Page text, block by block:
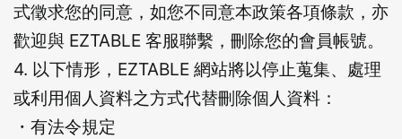
式徵求您的同意，如您不同意本政策各項條款，亦
歡迎與 EZTABLE 客服聯繫，刪除您的會員帳號。
4. 以下情形，EZTABLE 網站將以停止蒐集、處理
或利用個人資料之方式代替刪除個人資料：
・有法令規定